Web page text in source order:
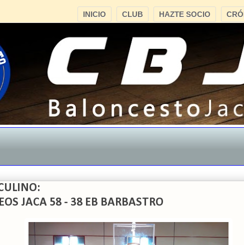
HAZTE SOCIO
CLUB
INICIO
JACA 58 - 38 EB BARBASTRO